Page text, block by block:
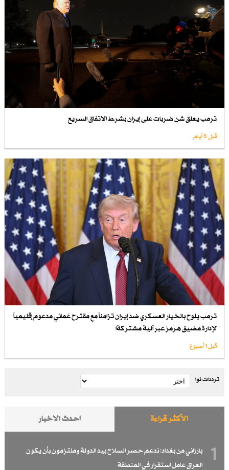
ترمب يعلق شن ضربات على إيران بشرط الاتفاق السريع
قبل 5 أيام
ترمب يلوح بالخيار العسكري ضد إيران تزامناً مع مقترح عُماني مدعوم إقليمياً
لإدارة مضيق هرمز عبر آلية مشتركةا
قبل 1 أسبوع
ترددات نوا
الأكثر قراءة احدث الاخبار
1
بارزاني من بغداد: ندعم حصر السلاح بيد الدولة وملتزمون بأن يكون
العراق عامل استقرار في المنطقة